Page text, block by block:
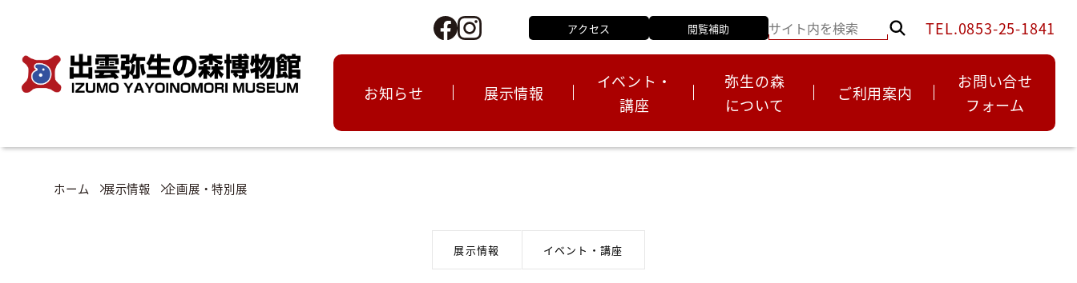
アクセス 閲覧補助 TEL.0853-25-1841
お知らせ
重要なお知らせ お知らせ
展示情報
館内展示 西谷墳墓群史跡公園
イベント・
講座
年間スケジュール 展示情報 イベント・講座
弥生の森
について
当館について 施設概要 市内の遺跡・文化財
ご利用案内
設備・バリアフリー情報 ショップ／書籍の販売 よくあるご質問 各種申請
お問い合せ
フォーム
ホーム 展示情報 企画展・特別展
展示情報 イベント・講座